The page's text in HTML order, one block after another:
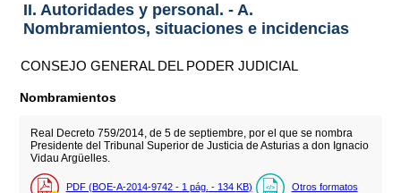
II. Autoridades y personal. - A.
Nombramientos, situaciones e incidencias
CONSEJO GENERAL DEL PODER JUDICIAL
Nombramientos
Real Decreto 759/2014, de 5 de septiembre, por el que se nombra
Presidente del Tribunal Superior de Justicia de Asturias a don Ignacio
Vidau Argüelles.
PDF (BOE-A-2014-9742 - 1 pág. - 134 KB) Otros formatos